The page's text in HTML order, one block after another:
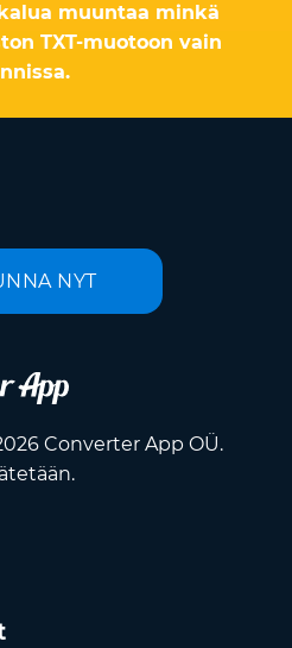
muuntaa minkä
TXT-muotoon vain
NYT
Converter App OÜ.